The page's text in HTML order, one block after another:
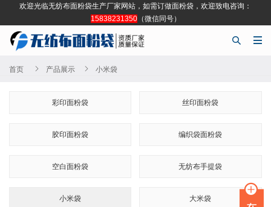
欢迎光临无纺布面粉袋生产厂家网站，如需订做面粉袋，欢迎致电咨询：
15838231350（微信同号）


首页  产品展示  小米袋
彩印面粉袋 丝印面粉袋
胶印面粉袋 编织袋面粉袋
空白面粉袋 无纺布手提袋
小米袋 大米袋